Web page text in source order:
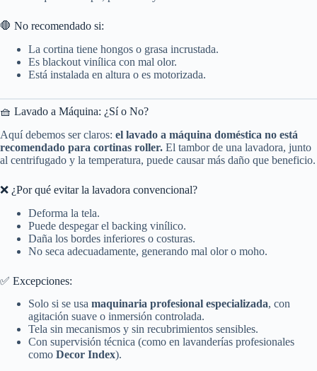
🛑 No recomendado si:
La cortina tiene hongos o grasa incrustada.
Es blackout vinílica con mal olor.
Está instalada en altura o es motorizada.
🧺 Lavado a Máquina: ¿Sí o No?
Aquí debemos ser claros: el lavado a máquina doméstica no está
recomendado para cortinas roller. El tambor de una lavadora, junto
al centrifugado y la temperatura, puede causar más daño que beneficio.
❌ ¿Por qué evitar la lavadora convencional?
Deforma la tela.
Puede despegar el backing vinílico.
Daña los bordes inferiores o costuras.
No seca adecuadamente, generando mal olor o moho.
✅ Excepciones:
Solo si se usa maquinaria profesional especializada, con
agitación suave o inmersión controlada.
Tela sin mecanismos y sin recubrimientos sensibles.
Con supervisión técnica (como en lavanderías profesionales
como Decor Index).